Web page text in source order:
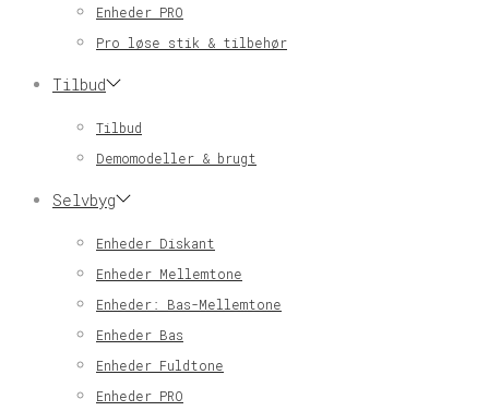
Enheder PRO
Pro løse stik & tilbehør
Tilbud
Tilbud
Demomodeller & brugt
Selvbyg
Enheder Diskant
Enheder Mellemtone
Enheder: Bas-Mellemtone
Enheder Bas
Enheder Fuldtone
Enheder PRO